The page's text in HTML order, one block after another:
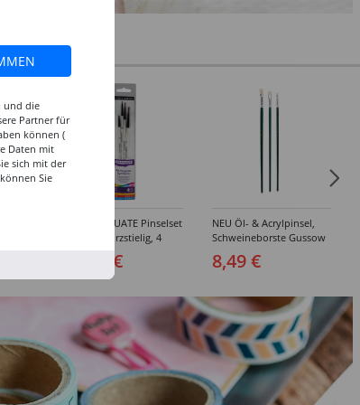
NEU GRADUATE Pinselset
"Detail“, kurzstielig, 4
15,99 €
NEU Öl- & Acrylpinsel,
Schweineborste Gussow
8,49 €
und die
Partner für
können (
Daten mit
sich mit der
Sie